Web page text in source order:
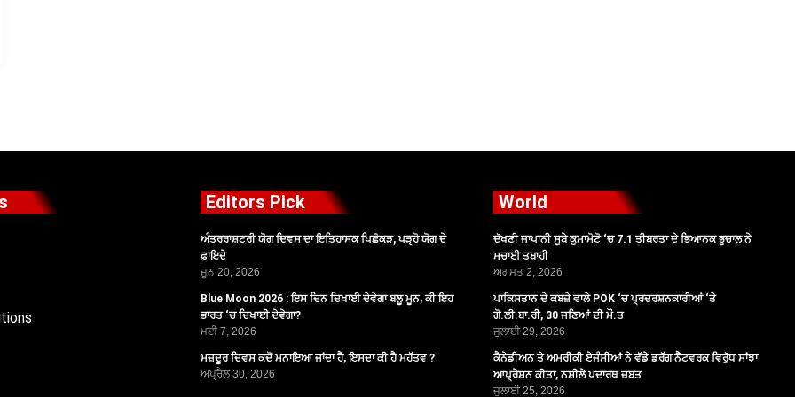
Editors Pick
ਅੰਤਰਰਾਸ਼ਟਰੀ ਯੋਗ ਦਿਵਸ ਦਾ ਇਤਿਹਾਸਕ ਪਿਛੋਕੜ, ਪੜ੍ਹੋ ਯੋਗ ਦੇ
ਫ਼ਾਇਦੇ
ਜੂਨ 20, 2026
Blue Moon 2026 : ਇਸ ਦਿਨ ਦਿਖਾਈ ਦੇਵੇਗਾ ਬਲੂ ਮੂਨ, ਕੀ ਇਹ
ਭਾਰਤ ‘ਚ ਦਿਖਾਈ ਦੇਵੇਗਾ?
ਮਈ 7, 2026
ਮਜ਼ਦੂਰ ਦਿਵਸ ਕਦੋਂ ਮਨਾਇਆ ਜਾਂਦਾ ਹੈ, ਇਸਦਾ ਕੀ ਹੈ ਮਹੱਤਵ ?
ਅਪ੍ਰੈਲ 30, 2026
World
ਦੱਖਣੀ ਜਾਪਾਨੀ ਸੂਬੇ ਕੁਮਾਮੋਟੋ ‘ਚ 7.1 ਤੀਬਰਤਾ ਦੇ ਭਿਆਨਕ ਭੂਚਾਲ ਨੇ
ਮਚਾਈ ਤਬਾਹੀ
ਅਗਸਤ 2, 2026
ਪਾਕਿਸਤਾਨ ਦੇ ਕਬਜ਼ੇ ਵਾਲੇ POK ‘ਚ ਪ੍ਰਦਰਸ਼ਨਕਾਰੀਆਂ ‘ਤੇ
ਗੋ.ਲੀ.ਬਾ.ਰੀ, 30 ਜਣਿਆਂ ਦੀ ਮੌ.ਤ
ਜੁਲਾਈ 29, 2026
ਕੈਨੇਡੀਅਨ ਤੇ ਅਮਰੀਕੀ ਏਜੰਸੀਆਂ ਨੇ ਵੱਡੇ ਡਰੱਗ ਨੈੱਟਵਰਕ ਵਿਰੁੱਧ ਸਾਂਝਾ
ਆਪ੍ਰੇਸ਼ਨ ਕੀਤਾ, ਨਸ਼ੀਲੇ ਪਦਾਰਥ ਜ਼ਬਤ
ਜੁਲਾਈ 25, 2026